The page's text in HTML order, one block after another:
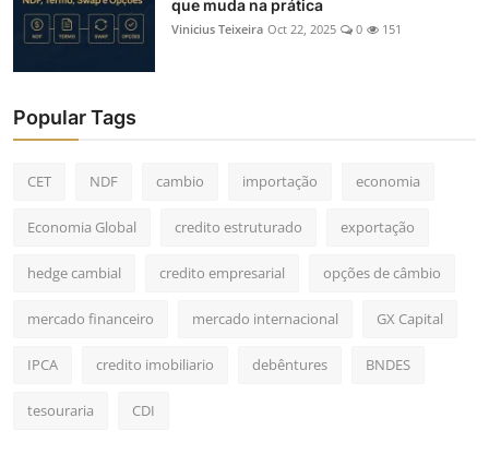
que muda na prática
Vinicius Teixeira Oct 22, 2025 0 151
Popular Tags
CET NDF cambio importação economia
Economia Global credito estruturado exportação
hedge cambial credito empresarial opções de câmbio
mercado financeiro mercado internacional GX Capital
IPCA credito imobiliario debêntures BNDES
tesouraria CDI